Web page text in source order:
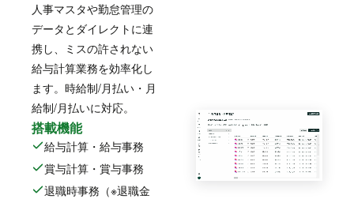
人事マスタや勤怠管理の
データとダイレクトに連
携し、ミスの許されない
給与計算業務を効率化し
ます。時給制/月払い・月
給制/月払いに対応。
搭載機能
給与計算・給与事務
賞与計算・賞与事務
退職時事務（※退職金